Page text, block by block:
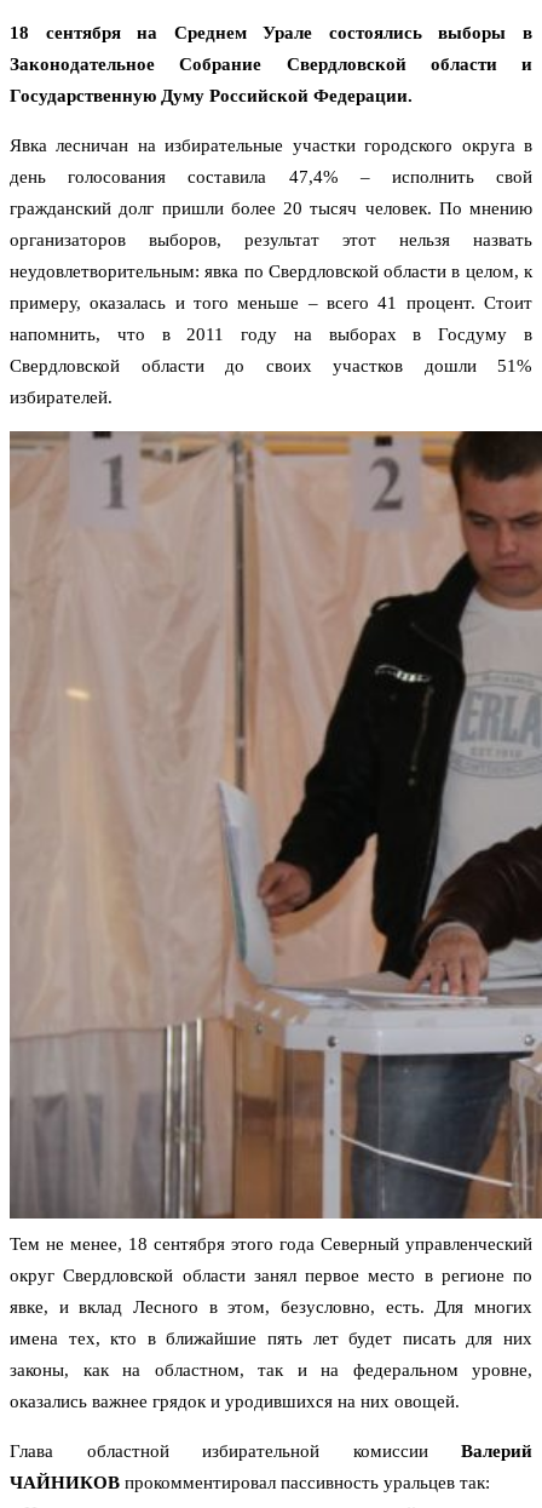
18 сентября на Среднем Урале состоялись выборы в
Законодательное Собрание Свердловской области и
Государственную Думу Российской Федерации.
Явка лесничан на избирательные участки городского округа в
день голосования составила 47,4% – исполнить свой
гражданский долг пришли более 20 тысяч человек. По мнению
организаторов выборов, результат этот нельзя назвать
неудовлетворительным: явка по Свердловской области в целом, к
примеру, оказалась и того меньше – всего 41 процент. Стоит
напомнить, что в 2011 году на выборах в Госдуму в
Свердловской области до своих участков дошли 51%
избирателей.
Тем не менее, 18 сентября этого года Северный управленческий
округ Свердловской области занял первое место в регионе по
явке, и вклад Лесного в этом, безусловно, есть. Для многих
имена тех, кто в ближайшие пять лет будет писать для них
законы, как на областном, так и на федеральном уровне,
оказались важнее грядок и уродившихся на них овощей.
Глава областной избирательной комиссии Валерий
ЧАЙНИКОВ прокомментировал пассивность уральцев так: